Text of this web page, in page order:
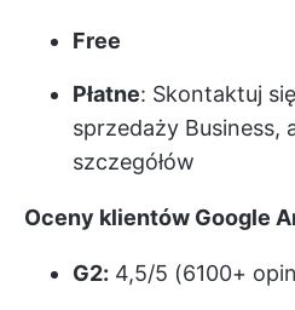
Free
Płatne: Skontaktuj
sprzedaży Business,
szczegółów
Oceny klientów Google
G2: 4,5/5 (6100+